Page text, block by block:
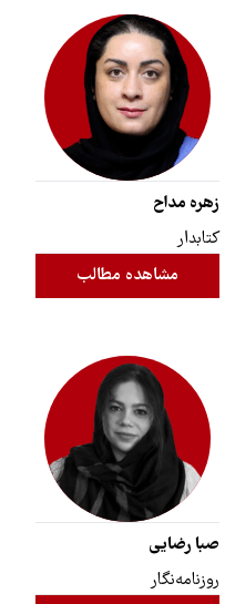
زهره مداح
کتابدار
مشاهده مطالب
صبا رضایی
روزنامه‌نگار